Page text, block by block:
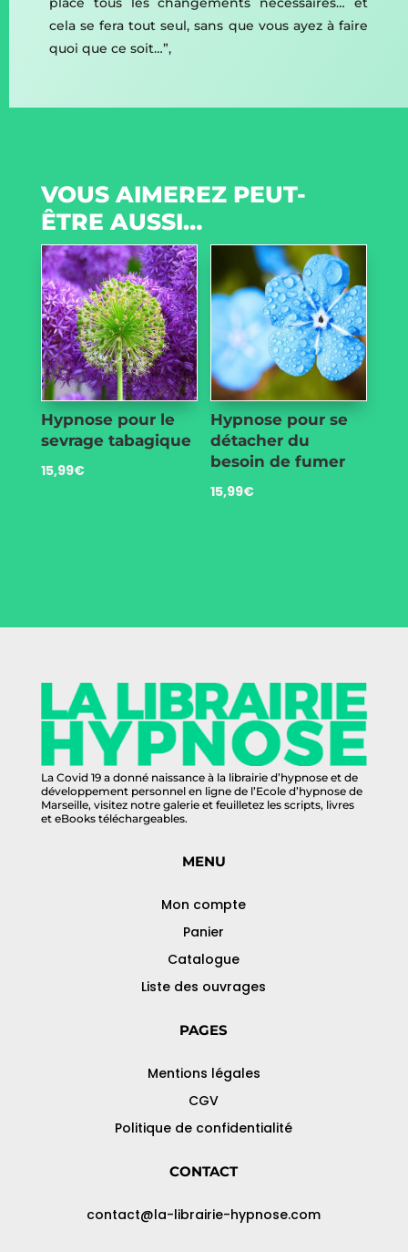
cela se fera tout seul, sans que vous ayez à faire
quoi que ce soit…”,
VOUS AIMEREZ PEUT-
ÊTRE AUSSI…
Hypnose pour le
sevrage tabagique
15,99€
Hypnose pour se
détacher du
besoin de fumer
15,99€
La Covid 19 a donné naissance à la librairie d’hypnose et de
développement personnel en ligne de l’Ecole d’hypnose de
Marseille, visitez notre galerie et feuilletez les scripts, livres
et eBooks téléchargeables.
MENU
Mon compte
Panier
Catalogue
Liste des ouvrages
PAGES
Mentions légales
CGV
Politique de confidentialité
CONTACT
contact@la-librairie-hypnose.com